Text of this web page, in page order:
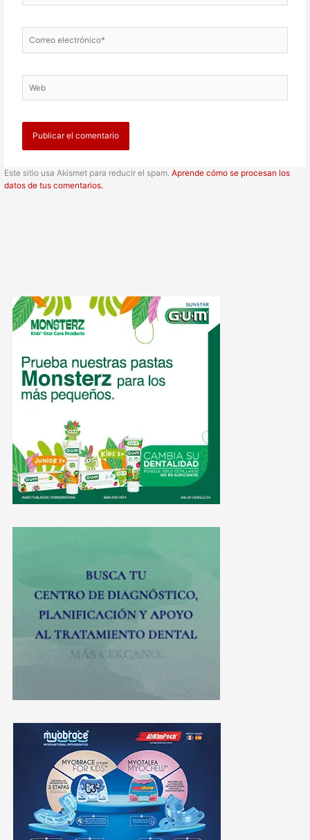
electrónico*
Este sitio usa Akismet para reducir el spam.Aprende cómo se procesan los
datos de tus comentarios.